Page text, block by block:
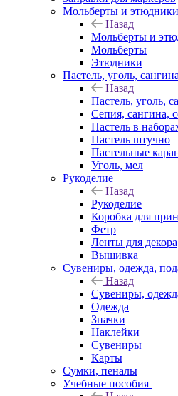
Мольберты и этюдники
Назад
Мольберты и
Мольберты
Этюдники
Пастель, уголь,
Назад
Пастель, уголь,
Сепия, сангина,
Пастель в
Пастель штучно
Пастельные
Уголь, мел
Рукоделие
Назад
Рукоделие
Коробка для
Фетр
Ленты для декора
Вышивка
Сувениры, одежда,
Назад
Сувениры,
Одежда
Значки
Наклейки
Сувениры
Карты
Сумки, пеналы
Учебные пособия